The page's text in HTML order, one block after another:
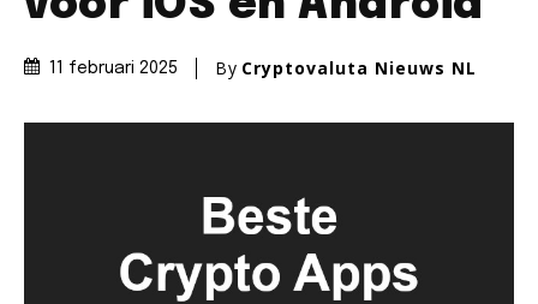
11 februari 2025 By Cryptovaluta Nieuws NL